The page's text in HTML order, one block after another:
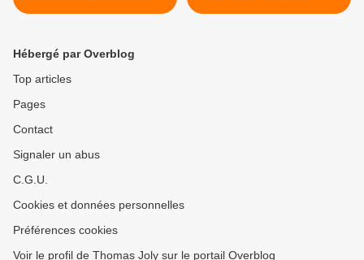
la belle série Netflix du
Hébergé par Overblog
Top articles
Pages
Contact
Signaler un abus
C.G.U.
Cookies et données personnelles
Préférences cookies
Voir le profil de Thomas Joly sur le portail Overblog